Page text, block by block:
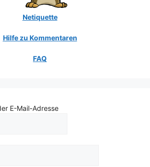
Netiquette
Hilfe zu Kommentaren
FAQ
E-Mail-Adresse